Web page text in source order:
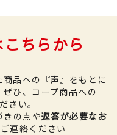
ちらから
品への『声』をもとに
ぜひ、コープ商品への
さい。
きの点や返答が必要なお
連絡ください